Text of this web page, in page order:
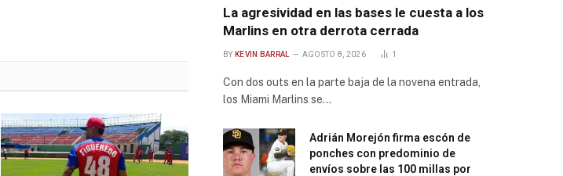
La agresividad en las bases le cuesta a los
Marlins en otra derrota cerrada
BY KEVIN BARRAL AGOSTO 8, 2026 1
Con dos outs en la parte baja de la novena entrada,
los Miami Marlins se…
Adrián Morejón firma escón de
ponches con predominio de
envíos sobre las 100 millas por